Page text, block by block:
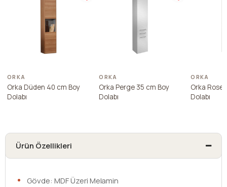
ORKA
Orka Düden 40 cm Boy
Dolabı
ORKA
Orka Perge 35 cm Boy
Dolabı
ORKA
Orka Rose
Dolabı
Ürün Özellikleri
Gövde: MDF Üzeri Melamin